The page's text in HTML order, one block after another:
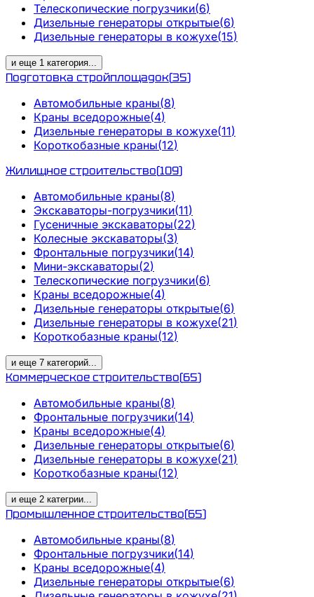
Телескопические погрузчики(6)
Дизельные генераторы открытые(6)
Дизельные генераторы в кожухе(15)
и еще 1 категория...
Подготовка стройплощадок(35)
Автомобильные краны(8)
Краны вседорожные(4)
Дизельные генераторы в кожухе(11)
Короткобазные краны(12)
Жилищное строительство(109)
Автомобильные краны(8)
Экскаваторы-погрузчики(11)
Гусеничные экскаваторы(22)
Колесные экскаваторы(3)
Фронтальные погрузчики(14)
Мини-экскаваторы(2)
Телескопические погрузчики(6)
Краны вседорожные(4)
Дизельные генераторы открытые(6)
Дизельные генераторы в кожухе(21)
Короткобазные краны(12)
и еще 7 категорий...
Коммерческое строительство(65)
Автомобильные краны(8)
Фронтальные погрузчики(14)
Краны вседорожные(4)
Дизельные генераторы открытые(6)
Дизельные генераторы в кожухе(21)
Короткобазные краны(12)
и еще 2 категрии...
Промышленное строительство(65)
Автомобильные краны(8)
Фронтальные погрузчики(14)
Краны вседорожные(4)
Дизельные генераторы открытые(6)